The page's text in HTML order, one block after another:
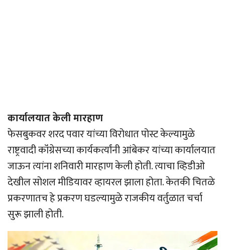
कार्यालयात केली मारहाण
फेसबुकवर शरद पवार यांच्या विरोधात पोस्ट केल्यामुळे
राष्ट्रवादी कॉंग्रेसच्या कार्यकर्त्यांनी आंबेकर यांच्या कार्यालयात
जाऊन त्यांना शनिवारी मारहाण केली होती. त्याचा व्हिडीओ
देखील सोशल मीडियावर व्हायरल झाला होता. केतकी चितळे
प्रकरणातच हे प्रकरण घडल्यामुळे राजकीय वर्तुळात चर्चा
सुरू झाली होती.